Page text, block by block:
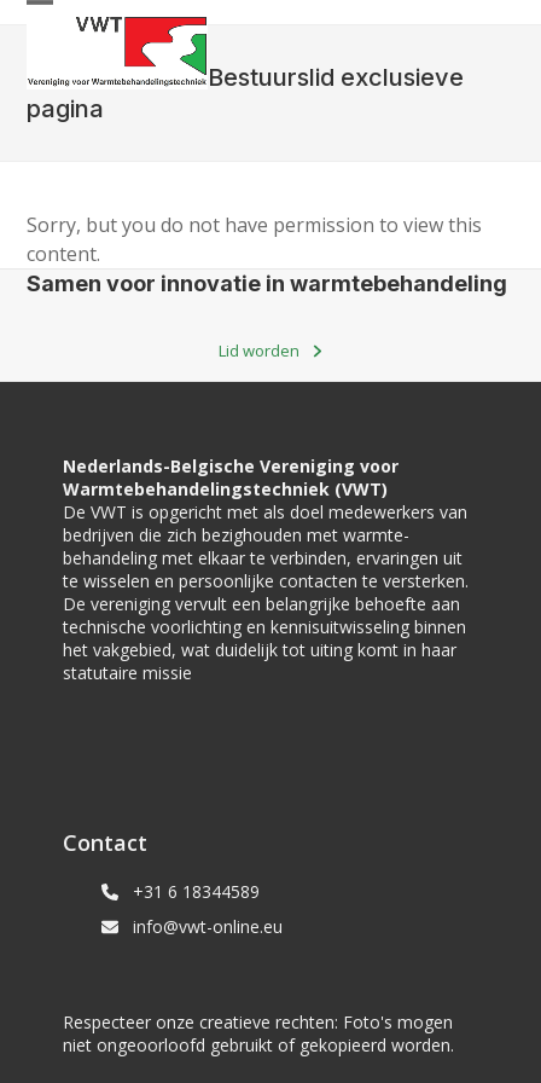
Skip Open
mobile
menu
Close
mobile
menu
Bestuurslid exclusieve
pagina
Sorry, but you do not have permission to view this
content.
Samen voor innovatie in warmtebehandeling
Lid worden
Nederlands-Belgische Vereniging voor
Warmtebehandelingstechniek (VWT)
De VWT is opgericht met als doel medewerkers van
bedrijven die zich bezighouden met warmte-
behandeling met elkaar te verbinden, ervaringen uit
te wisselen en persoonlijke contacten te versterken.
De vereniging vervult een belangrijke behoefte aan
technische voorlichting en kennisuitwisseling binnen
het vakgebied, wat duidelijk tot uiting komt in haar
statutaire missie
Contact
+31 6 18344589
info@vwt-online.eu
Respecteer onze creatieve rechten: Foto's mogen
niet ongeoorloofd gebruikt of gekopieerd worden.